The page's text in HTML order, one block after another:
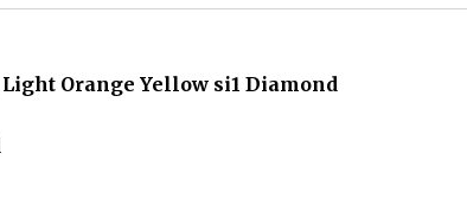
Light Orange Yellow si1 Diamond